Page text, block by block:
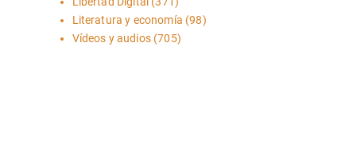
Literatura y economía (98)
Vídeos y audios(705)